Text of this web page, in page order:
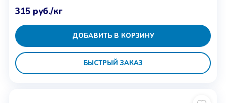
315 руб./кг
ДОБАВИТЬ В КОРЗИНУ
БЫСТРЫЙ ЗАКАЗ